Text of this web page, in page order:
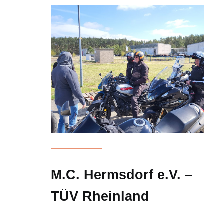
M.C. Hermsdorf e.V. –
TÜV Rheinland